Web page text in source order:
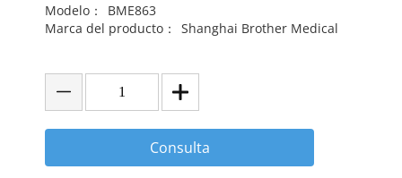
Modelo：
BME863
Marca del producto：
Shanghai Brother Medical
Consulta